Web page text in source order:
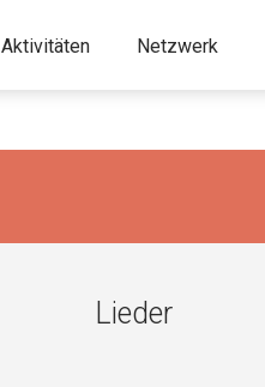
Aktivitäten Netzwerk
Lieder